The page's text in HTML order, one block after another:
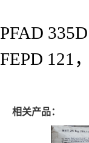
PFAD
FEPD 121
相关产品：